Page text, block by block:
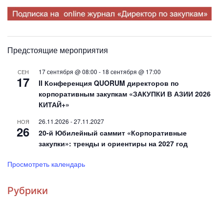
Предстоящие мероприятия
СЕН
17
17 сентября @ 08:00 - 18 сентября @ 17:00
II Конференция QUORUM директоров по
корпоративным закупкам «ЗАКУПКИ В АЗИИ 2026
КИТАЙ+»
НОЯ
26
26.11.2026 -27.11.2027
20-й Юбилейный саммит «Корпоративные
закупки»: тренды и ориентиры на 2027 год
Просмотреть календарь
Рубрики